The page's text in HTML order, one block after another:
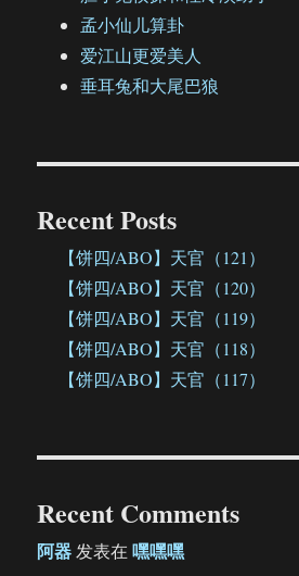
孟小仙儿算卦
爱江山更爱美人
垂耳兔和大尾巴狼
Recent Posts
【饼四/ABO】天官（121）
【饼四/ABO】天官（120）
【饼四/ABO】天官（119）
【饼四/ABO】天官（118）
【饼四/ABO】天官（117）
Recent Comments
阿器发表在嘿嘿嘿